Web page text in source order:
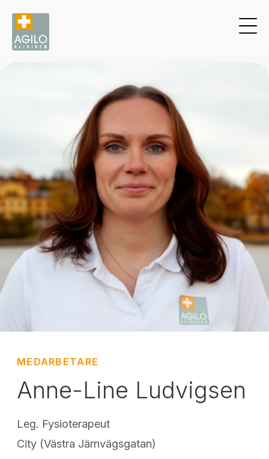
MEDARBETARE
Anne-Line Ludvigsen
Leg. Fysioterapeut
City (Västra Järnvägsgatan)